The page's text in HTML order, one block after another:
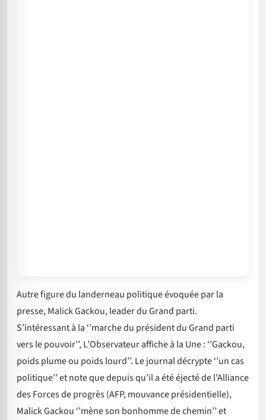
Autre figure du landerneau politique évoquée par la
presse, Malick Gackou, leader du Grand parti.
S’intéressant à la ‘’marche du président du Grand parti
vers le pouvoir’’, L’Observateur affiche à la Une : ‘’Gackou,
poids plume ou poids lourd’’. Le journal décrypte ‘’un cas
politique’’ et note que depuis qu’il a été éjecté de l’Alliance
des Forces de progrès (AFP, mouvance présidentielle),
Malick Gackou ‘’mène son bonhomme de chemin’’ et